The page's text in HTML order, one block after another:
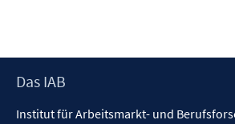
Footer
Das IAB
Institut für Arbeitsmarkt- und